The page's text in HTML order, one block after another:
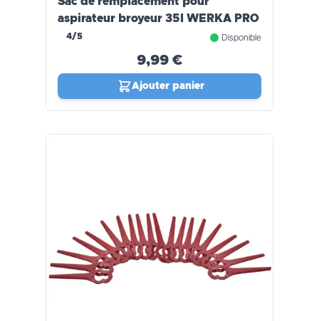
aspirateur broyeur 35l WERKA PRO
4/5 Disponible
9,99 €
Ajouter panier